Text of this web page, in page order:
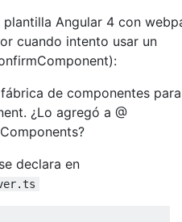
plantilla Angular 4 con
cuando intento usar un
de componentes para
¿Lo agregó a @
declara en